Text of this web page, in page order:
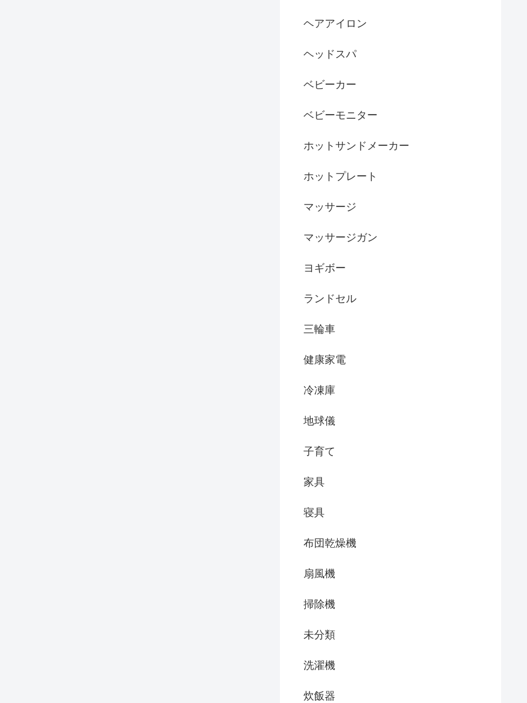
ヘアアイロン
ヘッドスパ
ベビーカー
ベビーモニター
ホットサンドメーカー
ホットプレート
マッサージ
マッサージガン
ヨギボー
ランドセル
三輪車
健康家電
冷凍庫
地球儀
子育て
家具
寝具
布団乾燥機
扇風機
掃除機
未分類
洗濯機
炊飯器